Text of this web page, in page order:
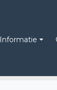
Informatie